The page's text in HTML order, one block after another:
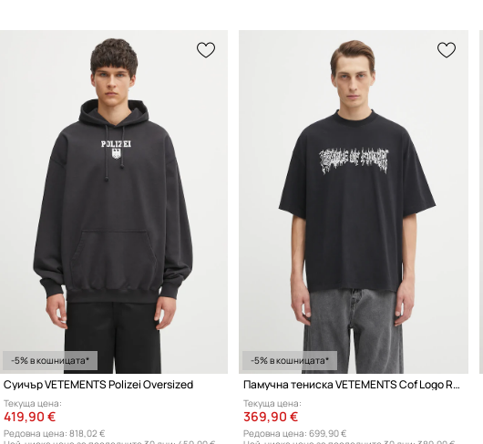
-5% в кошницата*
Суичър VETEMENTS Polizei Oversized
Текуща цена:
419,90 €
Редовна цена: 818,02 €
-5% в кошницата*
Памучна тениска VETEMENTS Cof Logo Regular
Текуща цена:
369,90 €
Редовна цена: 699,90 €